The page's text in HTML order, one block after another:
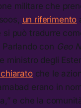
militare che
un riferimento
si può tradurre
Parlando con Geo
ministro degli
che le
erano in
e che la